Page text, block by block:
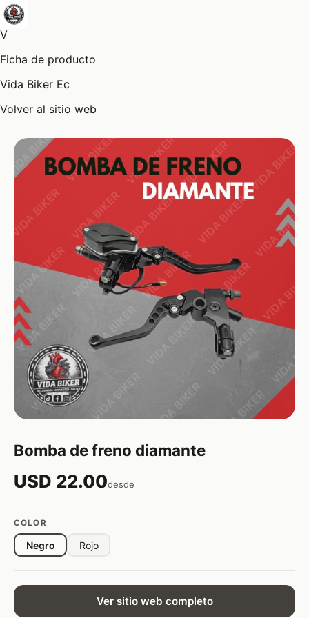
V
Ficha de producto
Vida Biker Ec
Volver al sitio web
Bomba de freno diamante
USD 22.00desde
COLOR
Negro Rojo
Ver sitio web completo